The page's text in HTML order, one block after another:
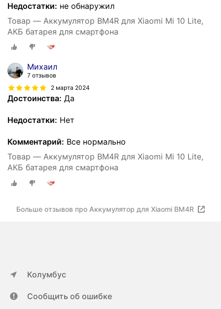
Недостатки: не обнаружил
Товар — Аккумулятор BM4R для Xiaomi Mi 10 Lite,
АКБ батарея для смартфона
Михаил
7 отзывов
2 марта 2024
Достоинства: Да
Недостатки: Нет
Комментарий: Все нормально
Товар — Аккумулятор BM4R для Xiaomi Mi 10 Lite,
АКБ батарея для смартфона
Больше отзывов про Аккумулятор для Xiaomi BM4R
Колумбус
Сообщить об ошибке